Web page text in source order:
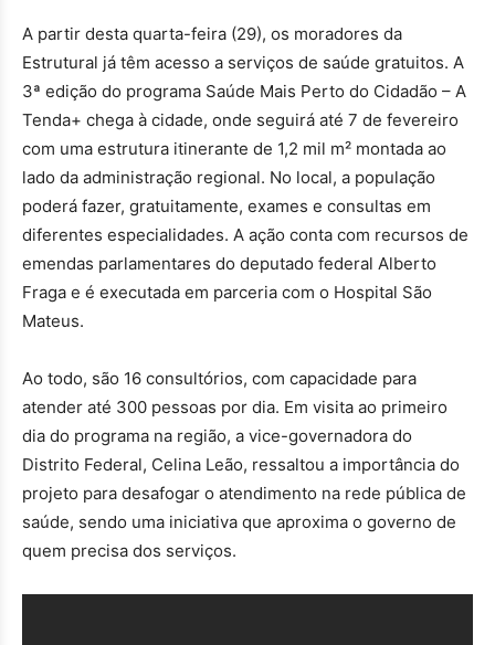
A partir desta quarta-feira (29), os moradores da
Estrutural já têm acesso a serviços de saúde gratuitos. A
3ª edição do programa Saúde Mais Perto do Cidadão – A
Tenda+ chega à cidade, onde seguirá até 7 de fevereiro
com uma estrutura itinerante de 1,2 mil m² montada ao
lado da administração regional. No local, a população
poderá fazer, gratuitamente, exames e consultas em
diferentes especialidades. A ação conta com recursos de
emendas parlamentares do deputado federal Alberto
Fraga e é executada em parceria com o Hospital São
Mateus.
Ao todo, são 16 consultórios, com capacidade para
atender até 300 pessoas por dia. Em visita ao primeiro
dia do programa na região, a vice-governadora do
Distrito Federal, Celina Leão, ressaltou a importância do
projeto para desafogar o atendimento na rede pública de
saúde, sendo uma iniciativa que aproxima o governo de
quem precisa dos serviços.